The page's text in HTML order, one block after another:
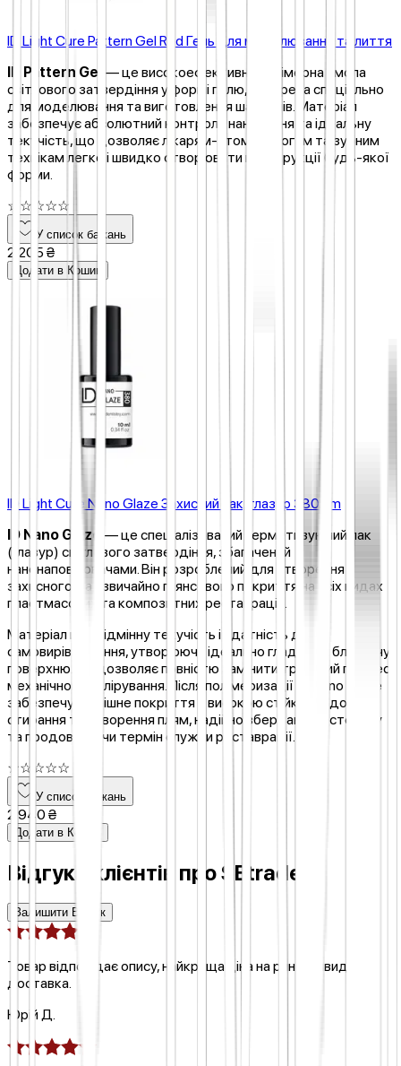
ID Light Cure Pattern Gel Red Гель для моделювання та лиття
ID Pattern Gel — це високоефективна полімерна смола
світлового затвердіння у формі гелю, створена спеціально
для моделювання та виготовлення шаблонів. Матеріал
забезпечує абсолютний контроль нанесення та ідеальну
текучість, що дозволяє лікарям-стоматологам та зубним
технікам легко і швидко створювати конструкції будь-якої
форми.
☆ ☆ ☆☆☆
У список бажань
2 205 ₴
Додати в Кошик
ID Light Cure Nano Glaze Захисний лак, глазур 380 nm
ID Nano Glaze
— це спеціалізований герметизуючий лак
(глазур) світлового затвердіння, збагачений
нанонаповнювачами. Він розроблений для створення
захисного, надзвичайно глянсового покриття на всіх видах
пластмасових та композитних реставрацій.
Матеріал має відмінну текучість і здатність до
самовирівнювання, утворюючи ідеально гладку та блискучу
поверхню. Це дозволяє повністю замінити тривалий процес
механічного полірування. Після полімеризації ID Nano Glaze
забезпечує фінішне покриття з високою стійкістю до
стирання та утворення плям, надійно зберігаючи естетику
та продовжуючи термін служби реставрації.
☆☆ ☆☆☆
У список бажань
2 940 ₴
Додати в Кошик
Відгуки клієнтів проSEtrade
Залишити Відгук
Товар відповідає опису, найкраща ціна на ринку, швидка
доставка.
Юрій Д.